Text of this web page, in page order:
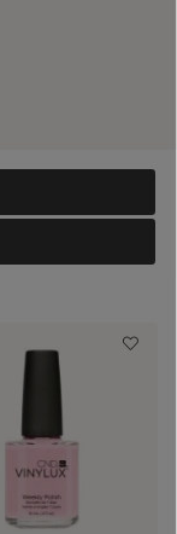
sig friskare
och form.
.